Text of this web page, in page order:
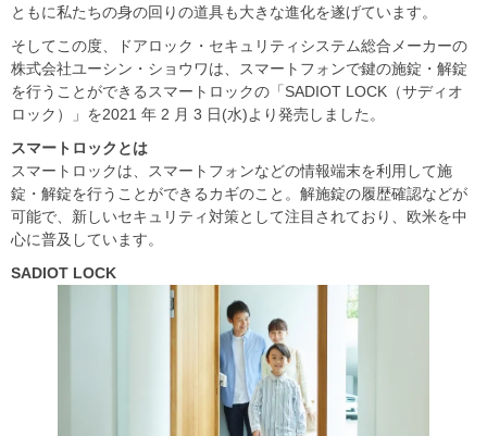
ともに私たちの身の回りの道具も大きな進化を遂げています。
そしてこの度、ドアロック・セキュリティシステム総合メーカーの
株式会社ユーシン・ショウワは、スマートフォンで鍵の施錠・解錠
を行うことができるスマートロックの「SADIOT LOCK（サディオ
ロック）」を2021 年 2 月 3 日(水)より発売しました。
スマートロックとは
スマートロックは、スマートフォンなどの情報端末を利用して施
錠・解錠を行うことができるカギのこと。解施錠の履歴確認などが
可能で、新しいセキュリティ対策として注目されており、欧米を中
心に普及しています。
SADIOT LOCK